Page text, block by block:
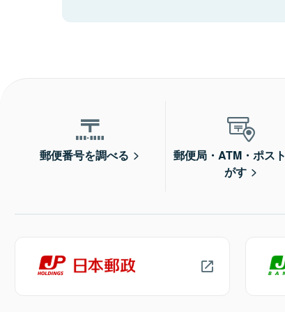
郵便番号を調べる
郵便局・ATM・ポス
がす